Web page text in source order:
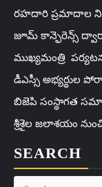
రహదారి ప్రమాదాల
జూమ్ కాన్ఫెరెన్స్ ద్వారా
ముఖ్యమంత్రి
డీఎస్సీ అభ్యర్థుల
బిజెపి సంస్థాగత
శ్రీశైల జలాశయం
SEARCH